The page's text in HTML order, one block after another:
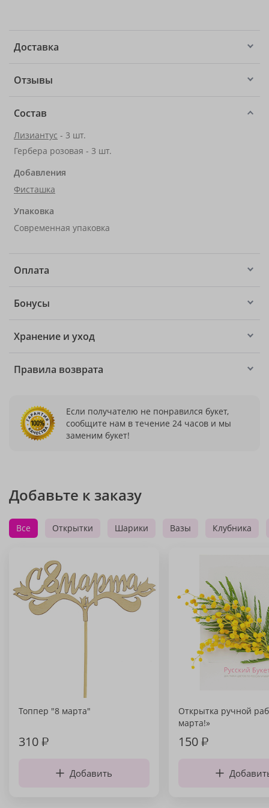
Доставка
Отзывы
Состав
Лизиантус - 3 шт.
Гербера розовая - 3 шт.
Добавления
Фисташка
Упаковка
Современная упаковка
Оплата
Бонусы
Хранение и уход
Правила возврата
Если получателю не понравился букет,
сообщите нам в течение 24 часов и мы
заменим букет!
Добавьте к заказу
Все Открытки Шарики Вазы Клубника
Топпер "8 марта"
310₽
Добавить
Открытка ручной
марта!»
150₽